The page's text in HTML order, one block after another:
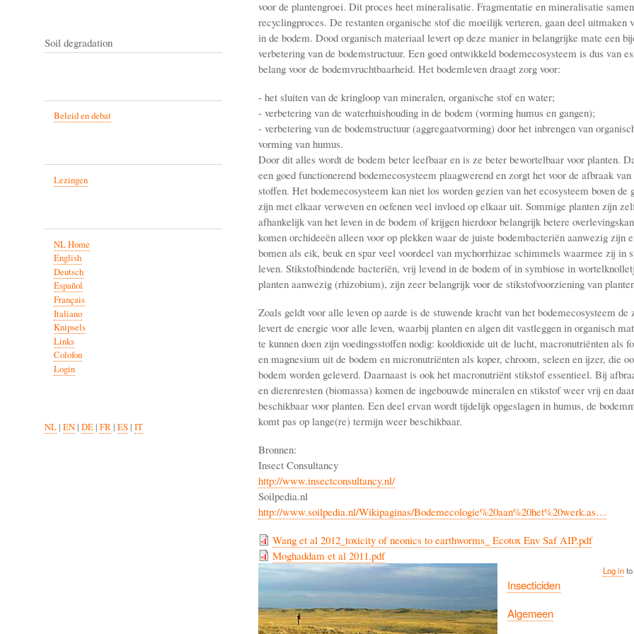
voor de plantengroei. Dit proces heet mineralisatie. Fragmentatie en mineralisatie
recyclingproces. De restanten organische stof die moeilijk verteren, gaan deel uitmaken
in de bodem. Dood organisch materiaal levert op deze manier in belangrijke mate een
verbetering van de bodemstructuur. Een goed ontwikkeld bodemecosysteem is dus van
belang voor de bodemvruchtbaarheid. Het bodemleven draagt zorg voor:
- het sluiten van de kringloop van mineralen, organische stof en water;
- verbetering van de waterhuishouding in de bodem (vorming humus en gangen);
- verbetering van de bodemstructuur (aggregaatvorming) door het inbrengen van
vorming van humus.
Door dit alles wordt de bodem beter leefbaar en is ze beter bewortelbaar voor planten.
een goed functionerend bodemecosysteem plaagwerend en zorgt het voor de afbraak
stoffen. Het bodemecosysteem kan niet los worden gezien van het ecosysteem boven de
zijn met elkaar verweven en oefenen veel invloed op elkaar uit. Sommige planten zijn
afhankelijk van het leven in de bodem of krijgen hierdoor belangrijk betere
komen orchideeën alleen voor op plekken waar de juiste bodembacteriën aanwezig zijn
bomen als eik, beuk en spar veel voordeel van mychorrhizae schimmels waarmee zij in
leven. Stikstofbindende bacteriën, vrij levend in de bodem of in symbiose in
planten aanwezig (rhizobium), zijn zeer belangrijk voor de stikstofvoorziening van
Zoals geldt voor alle leven op aarde is de stuwende kracht van het bodemecosysteem de
levert de energie voor alle leven, waarbij planten en algen dit vastleggen in organisch
te kunnen doen zijn voedingsstoffen nodig: kooldioxide uit de lucht, macronutriënten als
en magnesium uit de bodem en micronutriënten als koper, chroom, seleen en ijzer, die
bodem worden geleverd. Daarnaast is ook het macronutriënt stikstof essentieel. Bij
en dierenresten (biomassa) komen de ingebouwde mineralen en stikstof weer vrij en
beschikbaar voor planten. Een deel ervan wordt tijdelijk opgeslagen in humus, de
komt pas op lange(re) termijn weer beschikbaar.
Bronnen:
Insect Consultancy
http://www.insectconsultancy.nl/
Soilpedia.nl
http://www.soilpedia.nl/Wikipaginas/Bodemecologie%20aan%20het%20werk.as…
Wang et al 2012_toxicity of neonics to earthworms_ Ecotox Env Saf AIP.pdf
Moghaddam et al 2011.pdf
Log into
Insecticiden
Algemeen
Soil degradation
Beleid en debat
Lezingen
NL Home
English
Deutsch
Español
Français
Italiano
Knipsels
Links
Colofon
Login
NL| EN| DE| FR| ES| IT